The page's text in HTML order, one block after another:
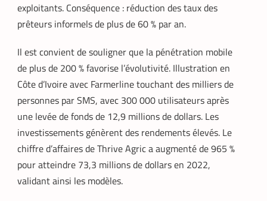
exploitants. Conséquence : réduction des taux des
prêteurs informels de plus de 60 % par an.
Il est convient de souligner que la pénétration mobile
de plus de 200 % favorise l’évolutivité. Illustration en
Côte d’Ivoire avec Farmerline touchant des milliers de
personnes par SMS, avec 300 000 utilisateurs après
une levée de fonds de 12,9 millions de dollars. Les
investissements génèrent des rendements élevés. Le
chiffre d’affaires de Thrive Agric a augmenté de 965 %
pour atteindre 73,3 millions de dollars en 2022,
validant ainsi les modèles.
TECH AFRIQUE
Mobile money, cryptomonnaie : PayPal